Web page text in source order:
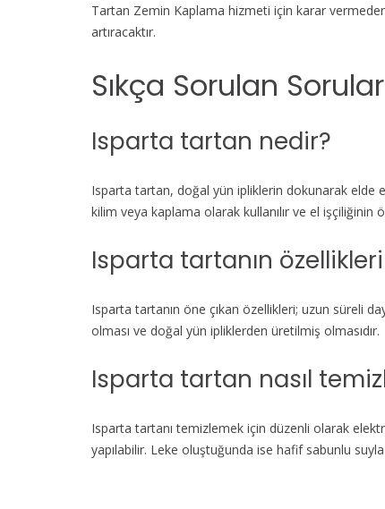
Tartan Zemin Kaplama hizmeti için karar
artıracaktır.
Sıkça Sorulan Sorular
Isparta tartan nedir?
Isparta tartan, doğal yün ipliklerin dokunarak elde
kilim veya kaplama olarak kullanılır ve el işçiliğinin
Isparta tartanın
Isparta tartanın öne çıkan özellikleri; uzun süreli
olması ve doğal yün ipliklerden üretilmiş olmasıdır.
Isparta tartan nasıl
Isparta tartanı temizlemek için düzenli olarak
yapılabilir. Leke oluştuğunda ise hafif sabunlu